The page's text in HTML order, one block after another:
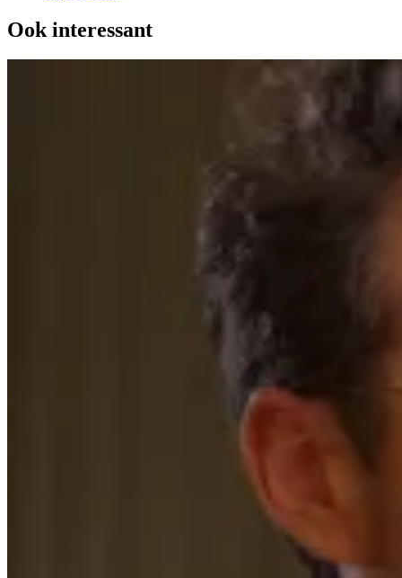
Ook interessant